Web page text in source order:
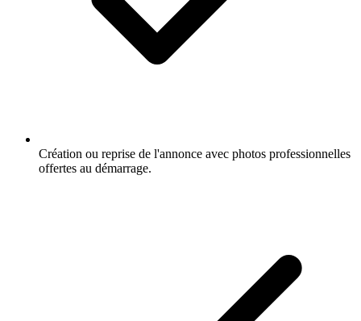
Création ou reprise de l'annonce avec photos professionnelles
offertes au démarrage.